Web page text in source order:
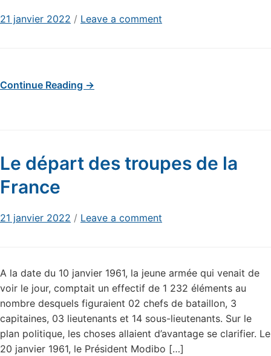
21 janvier 2022 / Leave a comment
Continue Reading →
Le départ des troupes de la
France
21 janvier 2022 / Leave a comment
A la date du 10 janvier 1961, la jeune armée qui venait de
voir le jour, comptait un effectif de 1 232 éléments au
nombre desquels figuraient 02 chefs de bataillon, 3
capitaines, 03 lieutenants et 14 sous-lieutenants. Sur le
plan politique, les choses allaient d’avantage se clarifier. Le
20 janvier 1961, le Président Modibo […]